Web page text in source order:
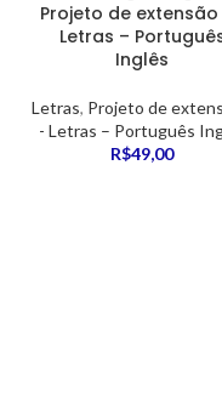
Projeto de extensão
Letras –
Inglês
Letras, Projeto de
- Letras – Português
R$49,00